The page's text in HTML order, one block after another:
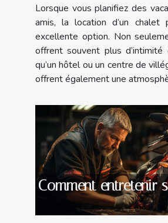
Lorsque vous planifiez des
amis, la location d’un chalet
excellente option. Non
offrent souvent plus d’intimité
qu’un hôtel ou un centre de
offrent également une
Comment entretenir